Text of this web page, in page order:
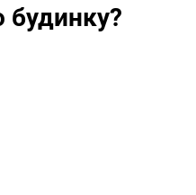
будинку?